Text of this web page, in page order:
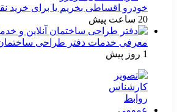
خودرو اقساطی بخریم یا برای خرید
20 ساعت پیش
معرفی خدمات دفتر طراحی ساختمان
1 روز پیش